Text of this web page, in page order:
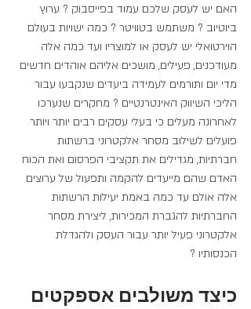
האם יש לעסק שלכם עמוד בפייסבוק ? ערוץ
ביוטיוב ? משתמש בטוויטר ? כמה ישויות בעולם
הוירטואלי יש לעסק או למוצריו ועד כמה אלה
מעודכנים, פעילים, מושכים אליהם אוהדים חדשים
מדי יום ותורמים לעמידה ביעדים שנקבעו עבור
הליכי השיווק האינטרנטיים ? מחקרים שנערכו
לאחרונה מעלים כי בעלי עסקים רבים יותר ויותר
פועלים לשילוב מסחר אלקטרוני ברשתות
חברתיות, מגדילים את תקציבי הפרסום ואת הכוח
האדם שהם מייעדים להקמה ותפעול של ערוצים
אלה אולם עד כמה באמת יעילות הרשתות
החברתיות להגברת המכירות, ליצירת מסחר
אלקטרוני פעיל יותר עבור העסק ולהגדלת
הכנסותיו ?
כיצד משולבים אספקטים